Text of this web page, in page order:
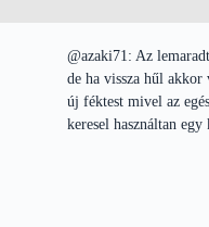
@azaki71: Az
de ha vissza hűl
új féktest mivel az
keresel használtan